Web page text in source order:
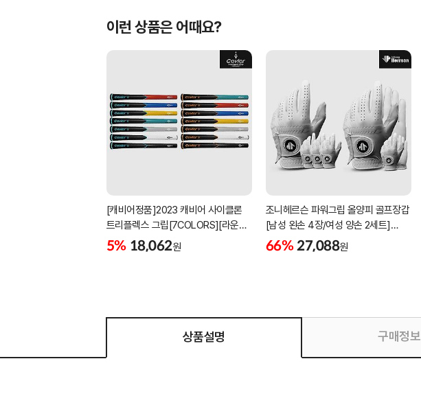
이런 상품은 어때요?
[캐비어정품]2023 캐비어 사이클론
트리플렉스 그립[7COLORS][라운드]
[39g/42g/46g/50g][R/S 토크]
5% 18,062원
조니헤르슨 파워그립 올양피 골프장갑
[남성 왼손 4장/여성 양손 2세트]
[화이트][케이스포함]
66% 27,088원
상품설명 구매정보